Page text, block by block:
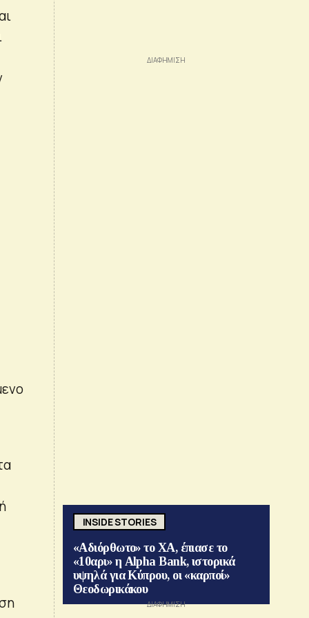
INSIDE STORIES
«Αδιόρθωτο» το ΧΑ, έπιασε το
«10αρι» η Alpha Bank, ιστορικά
υψηλά για Κύπρου, οι «καρποί»
Θεοδωρικάκου